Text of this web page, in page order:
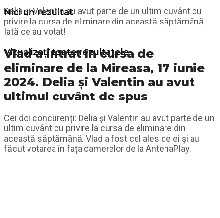
Nici un rezultat
Vizualizați toate rezultatele
Delia și Valentin au avut parte de un ultim cuvânt cu
privire la cursa de eliminare din această săptămână.
Iată ce au votat!
Vlad a intrat în cursa de
eliminare de la Mireasa, 17 iunie
2024. Delia și Valentin au avut
ultimul cuvânt de spus
Cei doi concurenți: Delia și Valentin au avut parte de un
ultim cuvânt cu privire la cursa de eliminare din
această săptămână. Vlad a fost cel ales de ei și au
făcut votarea în fața camerelor de la AntenaPlay.